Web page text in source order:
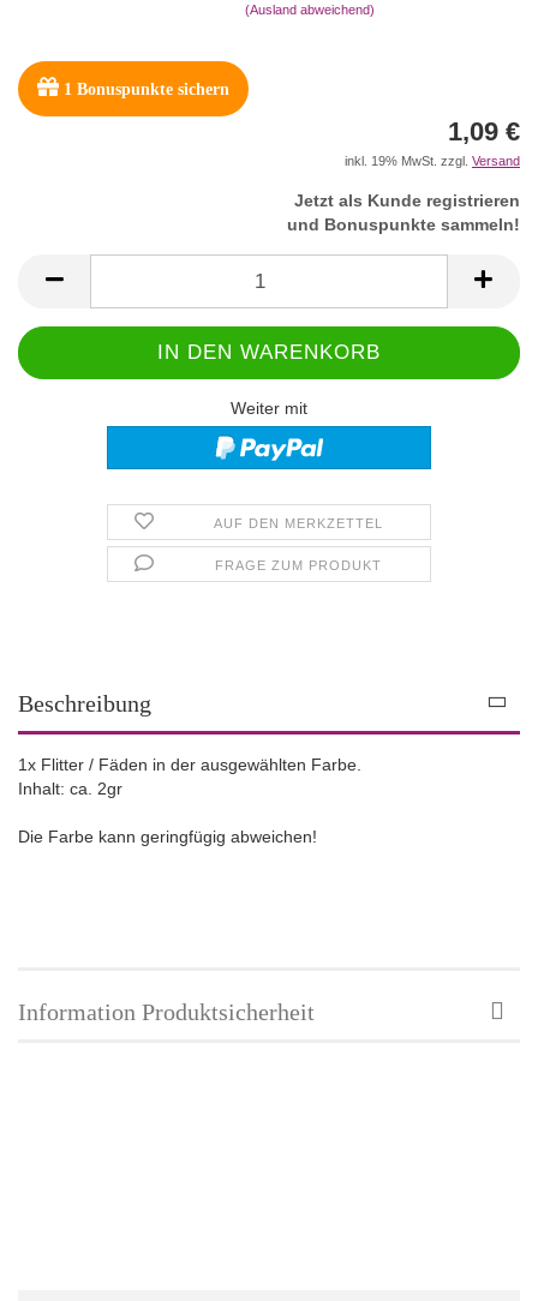
(Ausland abweichend)
1 Bonuspunkte sichern
1,09 €
inkl. 19% MwSt. zzgl. Versand
Jetzt als Kunde registrieren
und Bonuspunkte sammeln!
Weiter mit
AUF DEN MERKZETTEL
FRAGE ZUM PRODUKT
Beschreibung
1x Flitter / Fäden in der ausgewählten Farbe.
Inhalt: ca. 2gr
Die Farbe kann geringfügig abweichen!
Information Produktsicherheit